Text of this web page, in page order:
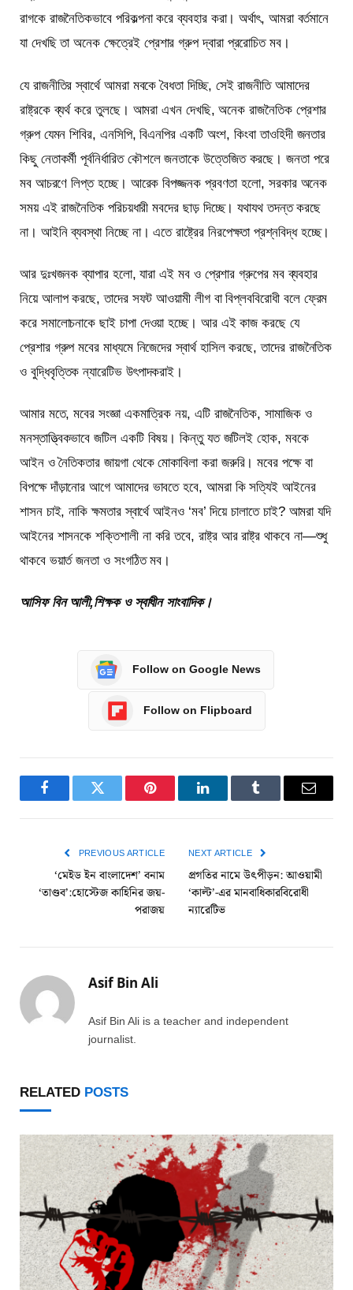
রাগকে রাজনৈতিকভাবে পরিকল্পনা করে ব্যবহার করা। অর্থাৎ, আমরা বর্তমানে
যা দেখছি তা অনেক ক্ষেত্রেই প্রেশার গ্রুপ দ্বারা প্ররোচিত মব।
যে রাজনীতির স্বার্থে আমরা মবকে বৈধতা দিচ্ছি, সেই রাজনীতি আমাদের
রাষ্ট্রকে ব্যর্থ করে তুলছে। আমরা এখন দেখছি, অনেক রাজনৈতিক প্রেশার
গ্রুপ যেমন শিবির, এনসিপি, বিএনপির একটি অংশ, কিংবা তাওহিদী জনতার
কিছু নেতাকর্মী পূর্বনির্ধারিত কৌশলে জনতাকে উত্তেজিত করছে। জনতা পরে
মব আচরণে লিপ্ত হচ্ছে। আরেক বিপজ্জনক প্রবণতা হলো, সরকার অনেক
সময় এই রাজনৈতিক পরিচয়ধারী মবদের ছাড় দিচ্ছে। যথাযথ তদন্ত করছে
না। আইনি ব্যবস্থা নিচ্ছে না। এতে রাষ্ট্রের নিরপেক্ষতা প্রশ্নবিদ্ধ হচ্ছে।
আর দুঃখজনক ব্যাপার হলো, যারা এই মব ও প্রেশার গ্রুপের মব ব্যবহার
নিয়ে আলাপ করছে, তাদের সফট আওয়ামী লীগ বা বিপ্লববিরোধী বলে ফ্রেম
করে সমালোচনাকে ছাই চাপা দেওয়া হচ্ছে। আর এই কাজ করছে যে
প্রেশার গ্রুপ মবের মাধ্যমে নিজেদের স্বার্থ হাসিল করছে, তাদের রাজনৈতিক
ও বুদ্ধিবৃত্তিক ন্যারেটিভ উৎপাদকরাই।
আমার মতে, মবের সংজ্ঞা একমাত্রিক নয়, এটি রাজনৈতিক, সামাজিক ও
মনস্তাত্ত্বিকভাবে জটিল একটি বিষয়। কিন্তু যত জটিলই হোক, মবকে
আইন ও নৈতিকতার জায়গা থেকে মোকাবিলা করা জরুরি। মবের পক্ষে বা
বিপক্ষে দাঁড়ানোর আগে আমাদের ভাবতে হবে, আমরা কি সত্যিই আইনের
শাসন চাই, নাকি ক্ষমতার স্বার্থে আইনও ‘মব’ দিয়ে চালাতে চাই? আমরা যদি
আইনের শাসনকে শক্তিশালী না করি তবে, রাষ্ট্র আর রাষ্ট্র থাকবে না—শুধু
থাকবে ভয়ার্ত জনতা ও সংগঠিত মব।
আসিফ বিন আলী,শিক্ষক ও স্বাধীন সাংবাদিক।
Follow on Google News
Follow on Flipboard
FacebookTwitter Pinterest LinkedInTumblr Email
PREVIOUS ARTICLE
‘মেইড ইন বাংলাদেশ’ বনাম
‘তাণ্ডব’:হোস্টেজ কাহিনির জয়-
পরাজয়
NEXT ARTICLE
প্রগতির নামে উৎপীড়ন: আওয়ামী
‘কাল্ট’-এর মানবাধিকারবিরোধী
ন্যারেটিভ
Asif Bin Ali
Asif Bin Ali is a teacher and independent
journalist.
RELATED POSTS